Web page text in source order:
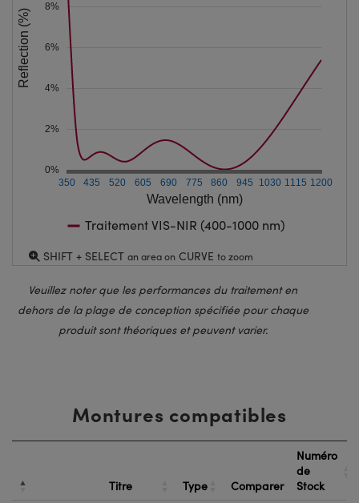
Wavelength (nm)
350 435 520 605 690 775 860 945 1030 1115 1200
0%
2%
4%
6%
8%
Reflection (%)
Traitement VIS-NIR (400-1000 nm)
SHIFT + SELECT an area on CURVE to zoom
Veuillez noter que les performances du traitement en
dehors de la plage de conception spécifiée pour chaque
produit sont théoriques et peuvent varier.
Montures compatibles
Titre Type Comparer
Numéro
de
Stock